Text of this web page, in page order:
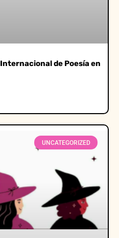
de Poesía en
UNCATEGORIZED